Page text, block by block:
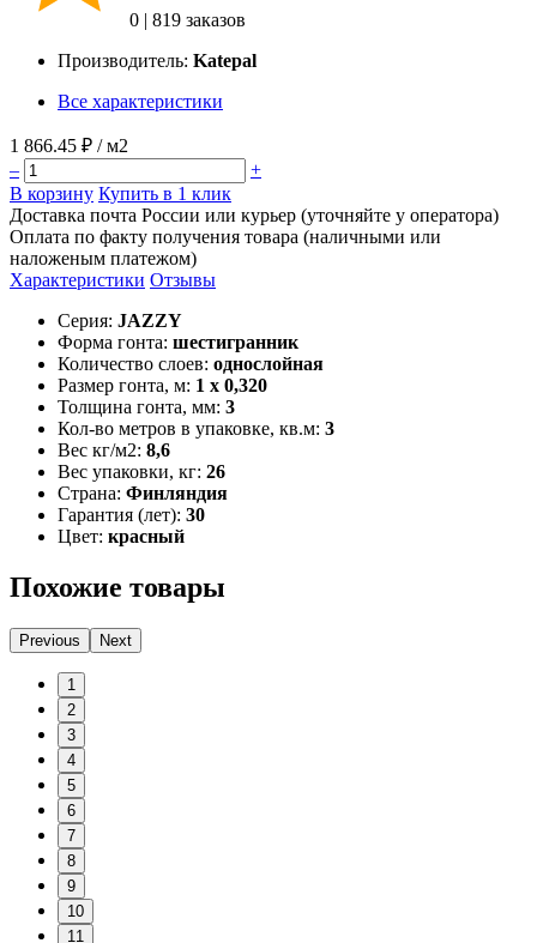
0 | 819 заказов
Производитель: Katepal
Все характеристики
1 866.45 ₽ / м2
–
+
В корзину Купить в 1 клик
Доставка почта России или курьер (уточняйте у оператора)
Оплата по факту получения товара (наличными или
наложеным платежом)
Характеристики Отзывы
Серия: JAZZY
Форма гонта: шестигранник
Количество слоев: однослойная
Размер гонта, м: 1 x 0,320
Толщина гонта, мм: 3
Кол-во метров в упаковке, кв.м: 3
Вес кг/м2: 8,6
Вес упаковки, кг: 26
Страна: Финляндия
Гарантия (лет): 30
Цвет: красный
Похожие товары
Previous Next
1
2
3
4
5
6
7
8
9
10
11